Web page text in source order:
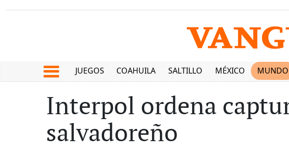
JUEGOS COAHUILA SALTILLO MÉXICO MUNDO
Interpol ordena
salvadoreño